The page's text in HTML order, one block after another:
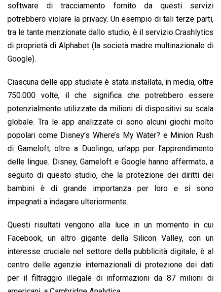
software di tracciamento fornito da questi servizi
potrebbero violare la privacy. Un esempio di tali terze parti,
tra le tante menzionate dallo studio, è il servizio Crashlytics
di proprietà di Alphabet (la società madre multinazionale di
Google).
Ciascuna delle app studiate è stata installata, in media, oltre
750.000 volte, il che significa che potrebbero essere
potenzialmente utilizzate da milioni di dispositivi su scala
globale. Tra le app analizzate ci sono alcuni giochi molto
popolari come Disney’s Where’s My Water? e Minion Rush
di Gameloft, oltre a Duolingo, un’app per l’apprendimento
delle lingue. Disney, Gameloft e Google hanno affermato, a
seguito di questo studio, che la protezione dei diritti dei
bambini è di grande importanza per loro e si sono
impegnati a indagare ulteriormente.
Questi risultati vengono alla luce in un momento in cui
Facebook, un altro gigante della Silicon Valley, con un
interesse cruciale nel settore della pubblicità digitale, è al
centro delle agenzie internazionali di protezione dei dati
per il filtraggio illegale di informazioni da 87 milioni di